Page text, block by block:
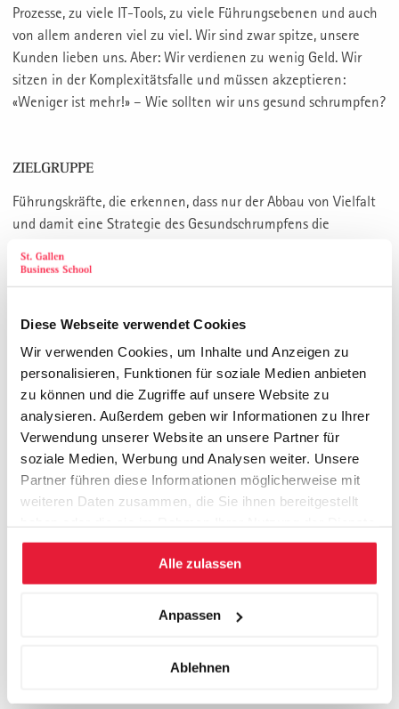
Diese Webseite verwendet Cookies
Wir verwenden Cookies, um Inhalte und Anzeigen zu
personalisieren, Funktionen für soziale Medien anbieten
zu können und die Zugriffe auf unsere Website zu
analysieren. Außerdem geben wir Informationen zu Ihrer
Verwendung unserer Website an unsere Partner für
soziale Medien, Werbung und Analysen weiter. Unsere
Partner führen diese Informationen möglicherweise mit
weiteren Daten zusammen, die Sie ihnen bereitgestellt
gesammelt haben.
Alle zulassen
Anpassen
Ablehnen
Prozesse, zu viele IT-Tools, zu viele Führungsebenen und auch
von allem anderen viel zu viel. Wir sind zwar spitze, unsere
Kunden lieben uns. Aber: Wir verdienen zu wenig Geld. Wir
sitzen in der Komplexitätsfalle und müssen akzeptieren:
«Weniger ist mehr!» – Wie sollten wir uns gesund schrumpfen?
ZIELGRUPPE
Führungskräfte, die erkennen, dass nur der Abbau von Vielfalt
und damit eine Strategie des Gesundschrumpfens die
THEMEN
Überkomplexität geführt
Erkenntnis: Unser Geschäftsmodell ist zunehmend
anspruchsvoller, die Komplexität steigt
Was stiftet Nutzen und rentiert, was stiftet Verwirrung
und kostet Geld?
Was ist besser: Die Komplexität beherrschbar machen
oder Vielfalt aktiv reduzieren?
Erkenntnisse, Optionen, Design und Masterplan
PERSONALISIERUNG
Nach Eingang Ihrer Anmeldung bitten wie Sie um ein Briefing,
Coaching-Programm zustellen.